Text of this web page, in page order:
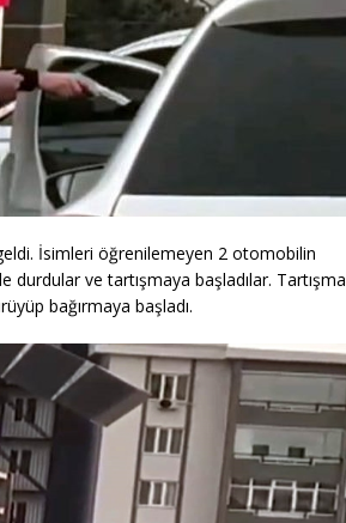
İsimleri öğrenilemeyen 2 otomobilin
ve tartışmaya başladılar. Tartışma
bağırmaya başladı.